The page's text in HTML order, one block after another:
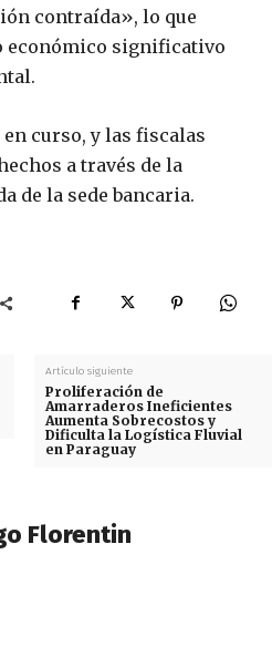
contraída», lo que
económico significativo
curso, y las fiscalas
a través de la
de la sede bancaria.
Artículo siguiente
Proliferación de
Amarraderos Ineficientes
Aumenta Sobrecostos y
Dificulta la Logística Fluvial
en Paraguay
Florentin